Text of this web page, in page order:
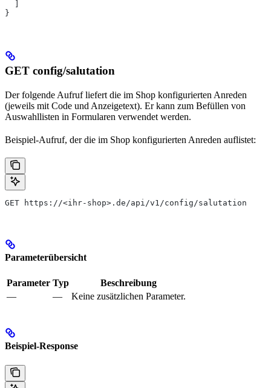
}
GET config/salutation
Der folgende Aufruf liefert die im Shop konfigurierten Anreden
(jeweils mit Code und Anzeigetext). Er kann zum Befüllen von
Auswahllisten in Formularen verwendet werden.
Beispiel-Aufruf, der die im Shop konfigurierten Anreden auflistet:
GET https://<ihr-shop>.de/api/v1/config/salutation
Parameterübersicht
Parameter Typ
Beschreibung
—
— Keine zusätzlichen Parameter.
Beispiel-Response